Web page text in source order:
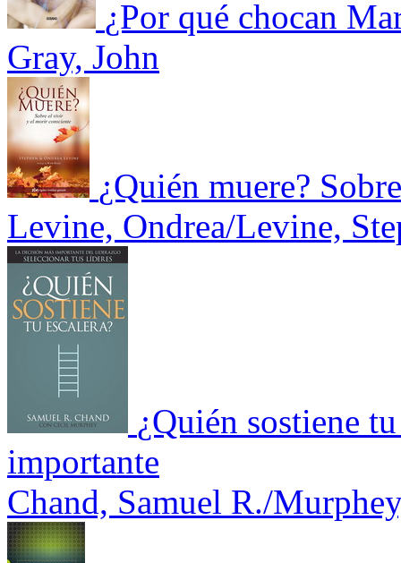
¿Por qué chocan
Gray, John
¿Quién muere?
Levine, Ondrea/Levine,
¿Quién sostiene
importante
Chand, Samuel R./